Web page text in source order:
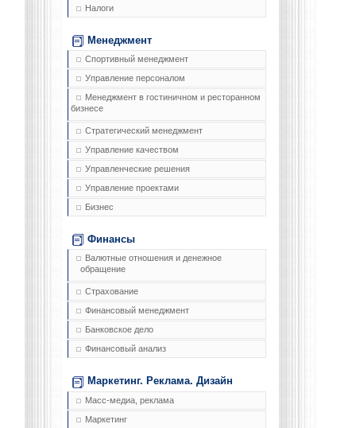
Налоги
Менеджмент
Спортивный менеджмент
Управление персоналом
Менеджмент в гостиничном и ресторанном
бизнесе
Стратегический менеджмент
Управление качеством
Управленческие решения
Управление проектами
Бизнес
Финансы
Валютные отношения и денежное
обращение
Страхование
Финансовый менеджмент
Банковское дело
Финансовый анализ
Маркетинг. Реклама. Дизайн
Масс-медиа, реклама
Маркетинг